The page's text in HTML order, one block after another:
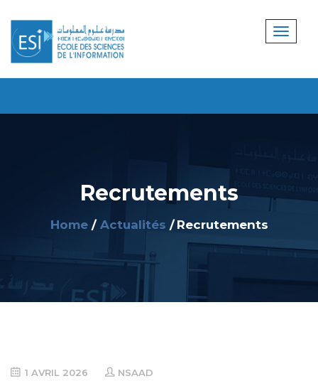
Recrutements
Home Actualités Recrutements
1 AVRIL 2026 NSAAD